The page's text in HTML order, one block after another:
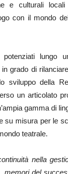
e culturali
con il mondo
lungo
grado di
sviluppo della
un articolato
gamma di
su misura per le
teatrale.
nella
memori del